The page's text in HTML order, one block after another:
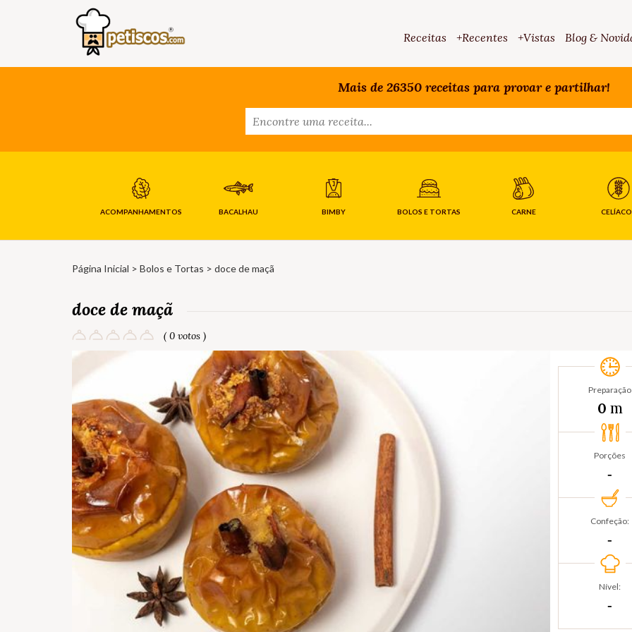
Receitas +Recentes +Vistas Blog &
Mais de 26350 receitas para provar e partilhar!
ACOMPANHAMENTOS BACALHAU BIMBY BOLOS E TORTAS CARNE
Página Inicial > Bolos e Tortas > doce de maçã
doce de maçã
( 0 votos )
Preparação
0 m
Porções
‐
Confeção:
‐
Nível:
‐